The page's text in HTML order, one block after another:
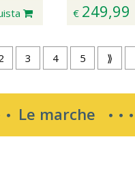
€ 249,99
3 4 5 ⟫
Le marche